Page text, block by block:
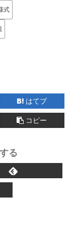
式
はてブ
コピー
る